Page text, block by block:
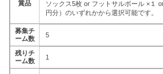
賞品
ソックス5枚 or フットサルボール ×１
円分）のいずれかから選択可能です。
募集チ
ーム数
5
残りチ
ーム数
1